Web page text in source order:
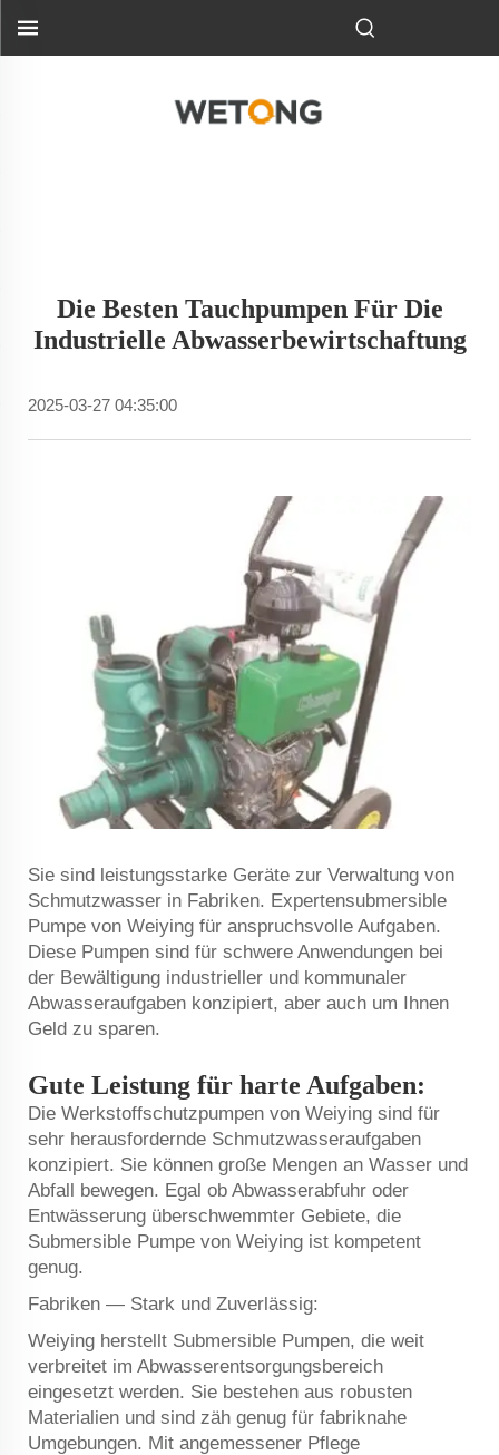
Die Besten Tauchpumpen Für Die
Industrielle Abwasserbewirtschaftung
2025-03-27 04:35:00
Sie sind leistungsstarke Geräte zur Verwaltung von
Schmutzwasser in Fabriken. Expertensubmersible
Pumpe von Weiying für anspruchsvolle Aufgaben.
Diese Pumpen sind für schwere Anwendungen bei
der Bewältigung industrieller und kommunaler
Abwasseraufgaben konzipiert, aber auch um Ihnen
Geld zu sparen.
Gute Leistung für harte Aufgaben:
Die Werkstoffschutzpumpen von Weiying sind für
sehr herausfordernde Schmutzwasseraufgaben
konzipiert. Sie können große Mengen an Wasser und
Abfall bewegen. Egal ob Abwasserabfuhr oder
Entwässerung überschwemmter Gebiete, die
Submersible Pumpe von Weiying ist kompetent
genug.
Fabriken — Stark und Zuverlässig:
Weiying herstellt Submersible Pumpen, die weit
verbreitet im Abwasserentsorgungsbereich
eingesetzt werden. Sie bestehen aus robusten
Materialien und sind zäh genug für fabriknahe
Umgebungen. Mit angemessener Pflege